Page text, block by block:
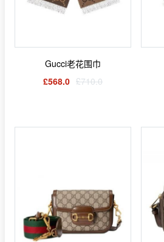
Gucci老花围巾
£568.0 £710.0